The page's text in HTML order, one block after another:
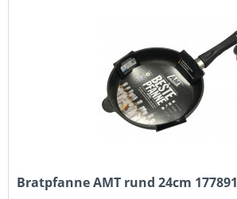
Bratpfanne AMT rund 24cm 177891